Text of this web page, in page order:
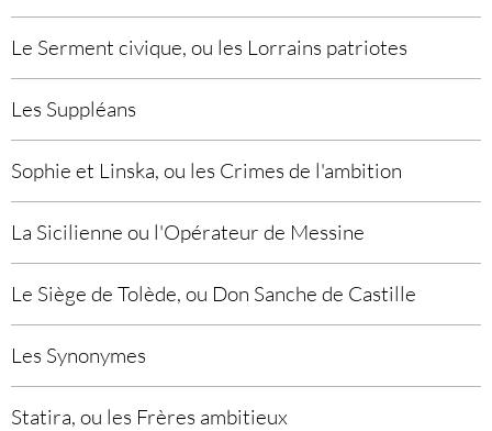
Le Serment civique, ou les Lorrains patriotes
Les Suppléans
Sophie et Linska, ou les Crimes de l'ambition
La Sicilienne ou l'Opérateur de Messine
Le Siège de Tolède, ou Don Sanche de Castille
Les Synonymes
Statira, ou les Frères ambitieux